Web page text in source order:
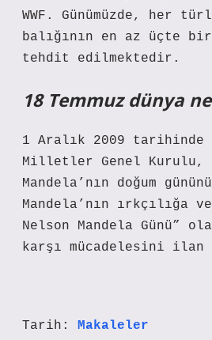
WWF. Günümüzde, her
balığının en az üçte
tehdit edilmektedir.
18 Temmuz dünya
1 Aralık 2009 tarihinde
Milletler Genel Kurulu,
Mandela’nın doğum
Mandela’nın ırkçılığa
Nelson Mandela Günü”
karşı mücadelesini
Tarih: Makaleler